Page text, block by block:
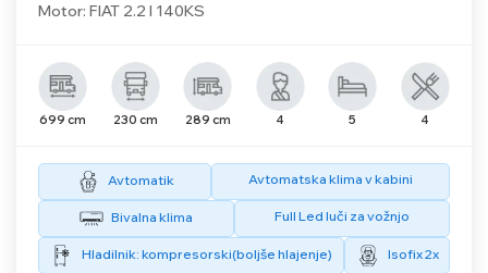
Motor: FIAT 2.2 l 140KS
699 cm 230 cm 289 cm 4 5 4
Avtomatik Avtomatska klima v kabini
Bivalna klima Full Led luči za vožnjo
Hladilnik: kompresorski(boljše hlajenje) Isofix 2x